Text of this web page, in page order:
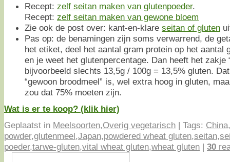
Recept: zelf seitan maken van glutenpoeder.
Recept: zelf seitan maken van gewone bloem
Zie ook de post over: kant-en-klare seitan of gluten
Pas op: de benamingen zijn soms verwarrend, de
het etiket, deel het aantal gram protein op het aantal
en je weet het glutenpercentage. Dan heeft het zakje
bijvoorbeeld slechts 13,5g / 100g = 13,5% gluten.
“gewoon broodmeel” is, wel extra hoog in gluten,
zou dat 75% moeten zijn.
Wat is er te koop? (klik hier)
Geplaatst in Meelsoorten,Overig vegetarisch | Tags: China,
powder,glutenmeel,Japan,powdered wheat gluten,seitan,
poeder,tarwe-gluten,vital wheat gluten,wheat gluten | 30